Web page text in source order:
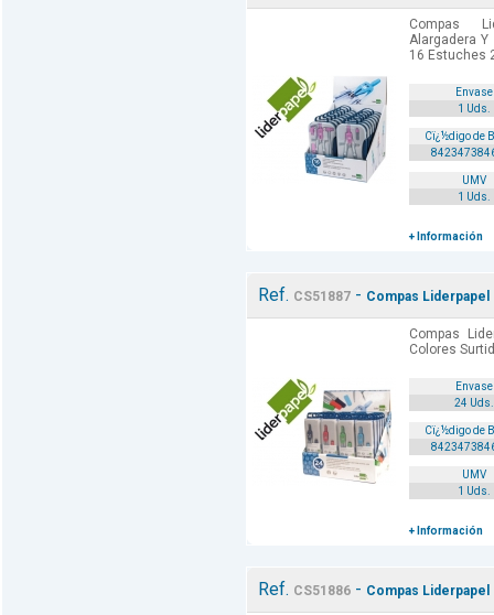
Compas
Alargadera Y
16 Estuches
Envase
1 Uds.
Cï¿½digo de
UMV
1 Uds.
+ Información
Ref. CS51887- Compas
Compas
Colores
Envase
24 Uds.
Cï¿½digo de
UMV
1 Uds.
+ Información
Ref. CS51886- Compas